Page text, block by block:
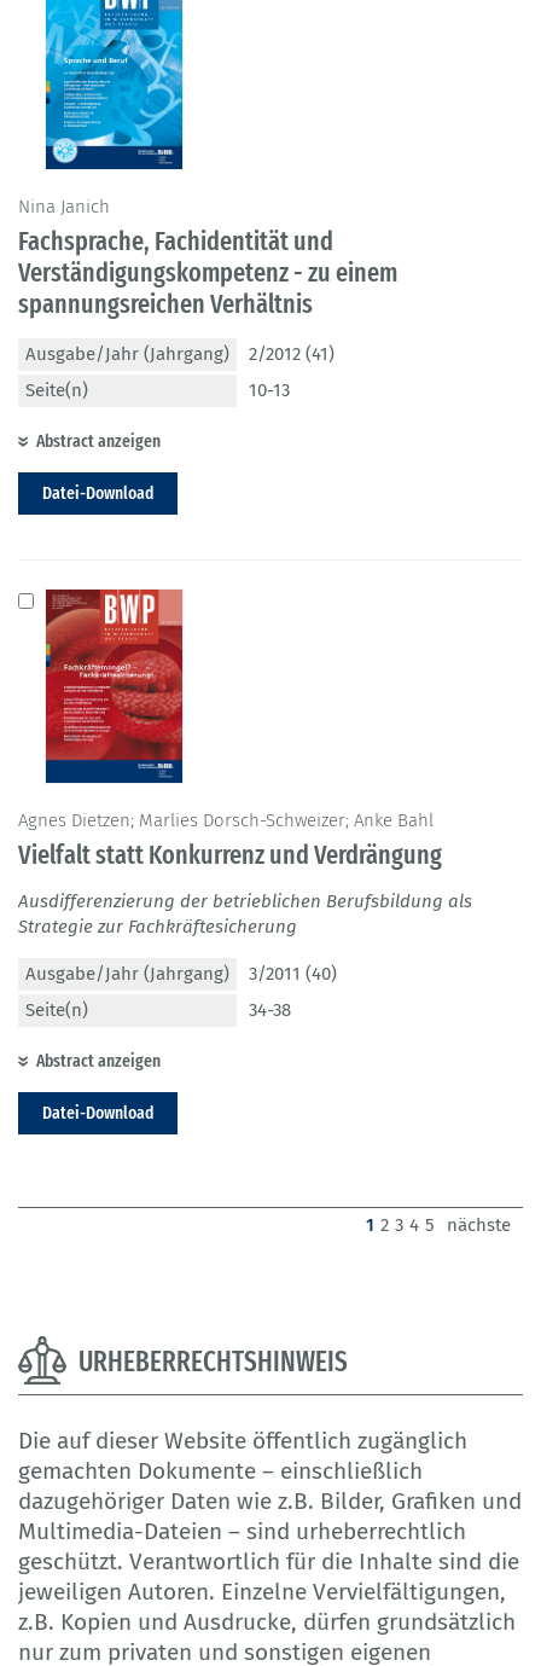
Nina Janich
Fachsprache, Fachidentität und
Verständigungskompetenz - zu einem
spannungsreichen Verhältnis
Ausgabe/Jahr (Jahrgang)
2/2012 (41)
Seite(n)
10-13
Abstract anzeigen
Datei-Download
Agnes Dietzen; Marlies Dorsch-Schweizer; Anke Bahl
Vielfalt statt Konkurrenz und Verdrängung
Ausdifferenzierung der betrieblichen Berufsbildung als
Strategie zur Fachkräftesicherung
Ausgabe/Jahr (Jahrgang)
3/2011 (40)
Seite(n)
34-38
Abstract anzeigen
Datei-Download
1 (current)
2 3 4 5 nächste
URHEBERRECHTSHINWEIS
Die auf dieser Website öffentlich zugänglich
gemachten Dokumente – einschließlich
dazugehöriger Daten wie z.B. Bilder, Grafiken und
Multimedia-Dateien – sind urheberrechtlich
geschützt. Verantwortlich für die Inhalte sind die
jeweiligen Autoren. Einzelne Vervielfältigungen,
z.B. Kopien und Ausdrucke, dürfen grundsätzlich
nur zum privaten und sonstigen eigenen